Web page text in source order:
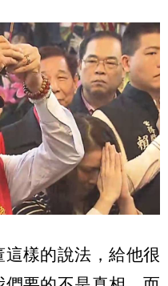
樣的說法，給他很